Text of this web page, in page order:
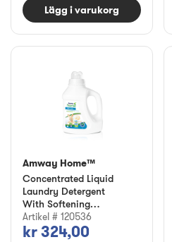
Lägg i varukorg
Amway Home™
Concentrated Liquid
Laundry Detergent
With Softening
Effect by SA8™ Baby
Artikel # 120536
kr 324,00